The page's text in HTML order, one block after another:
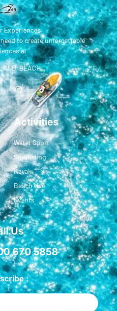
Experiences
to create unforgettable
at
BEACH
Activities
Water Sport
Snorkeling
Kayak
Beach Use
Events
Us
670 5858
: